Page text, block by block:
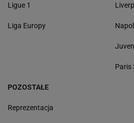
Ligue 1
Liga Europy
Paris
POZOSTAŁE
Reprezentacja